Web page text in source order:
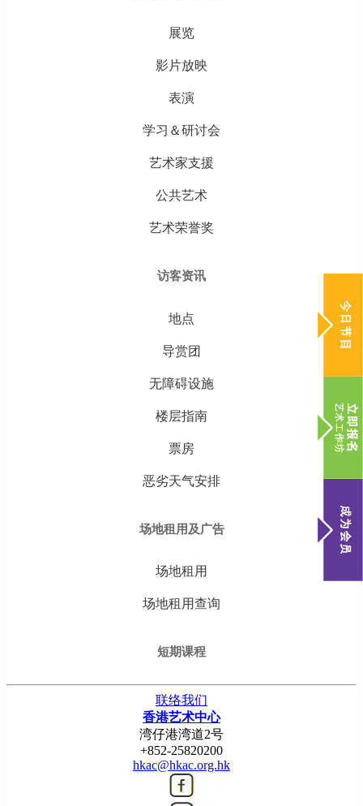
展览
影片放映
表演
学习＆研讨会
艺术家支援
公共艺术
艺术荣誉奖
访客资讯
地点
导赏团
无障碍设施
楼层指南
票房
恶劣天气安排
场地租用及广告
场地租用
场地租用查询
短期课程
联络我们
香港艺术中心
湾仔港湾道2号
+852-25820200
hkac@hkac.org.hk